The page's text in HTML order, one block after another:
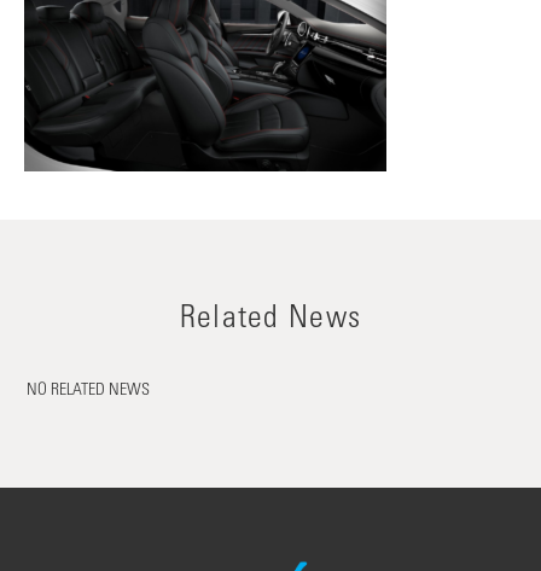
Related News
NO RELATED NEWS